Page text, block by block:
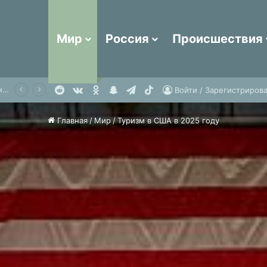
Мир Россия Происшествия
Россияне в августе массово устремились на отдых в две курортные страны Redditvk.comОдноклассники
SnapchatTelegram
TikTokВойти /
Главная / Мир/Туризм в США в 2025 году